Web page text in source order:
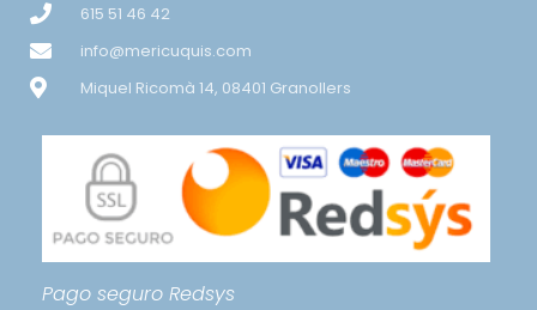
615 51 46 42
info@mericuquis.com
Miquel Ricomà 14, 08401 Granollers
Pago seguro Redsys